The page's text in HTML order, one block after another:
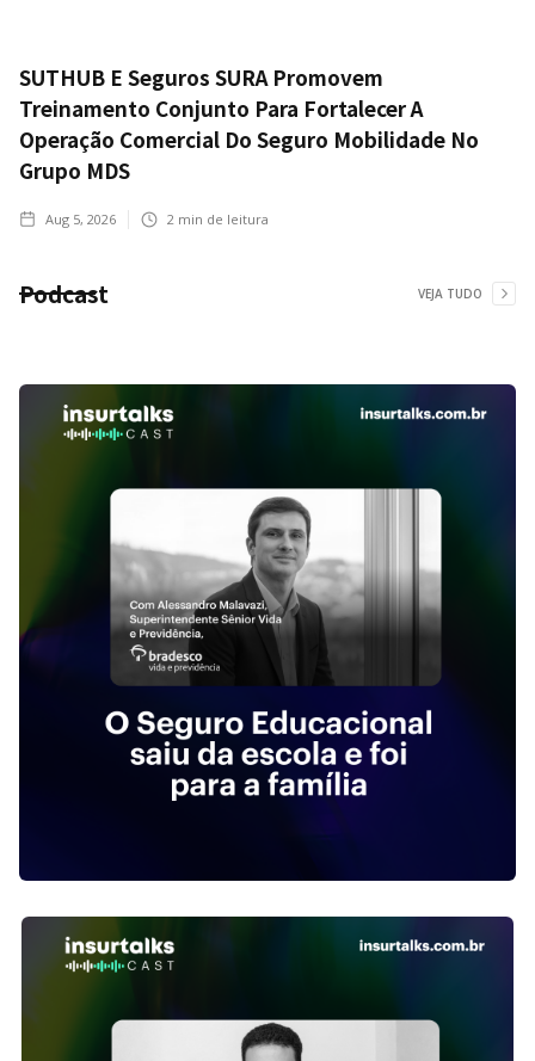
SUTHUB E Seguros SURA Promovem
Treinamento Conjunto Para Fortalecer A
Operação Comercial Do Seguro Mobilidade No
Grupo MDS
Aug 5, 2026 2 min de leitura
Podcast VEJA TUDO